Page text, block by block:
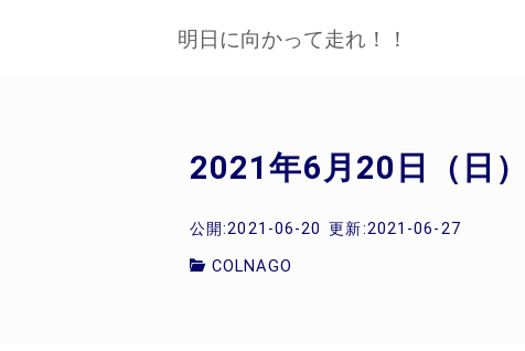
明日に向かって走れ！！
2021年6月20日（日
公開:2021-06-20 更新:2021-06-27
COLNAGO